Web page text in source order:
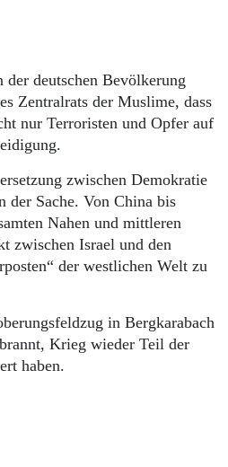
deutschen Bevölkerung
Zentralrats der Muslime, dass
nur Terroristen und Opfer auf
zwischen Demokratie
der Sache. Von China bis
Nahen und mittleren
zwischen Israel und den
der westlichen Welt zu
in Bergkarabach
Krieg wieder Teil der
haben.